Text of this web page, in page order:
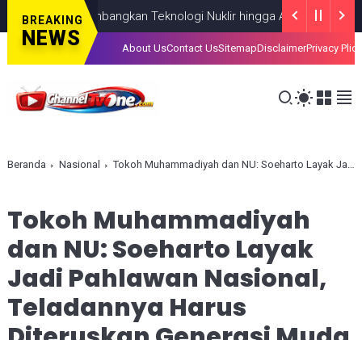
BREAKING
NEWS
Kembangkan Teknologi Nuklir hingga AI NASIONAL
About UsContact UsSitemapDisclaimerPrivacy Plice
Beranda Nasional Tokoh Muhammadiyah dan NU: Soeharto Layak Jadi Pahlawan Nasional, Teladannya Harus Diteruskan Generasi Muda
Tokoh Muhammadiyah
dan NU: Soeharto Layak
Jadi Pahlawan Nasional,
Teladannya Harus